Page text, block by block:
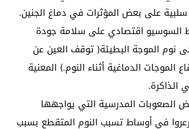
على بعض المؤثرات في دماغ الجنين.
السوسيو اقتصادي على سلامة جودة
نوم الموجة البطيئة( توقف العين عن
الموجات الدماغية أثناء النوم.) المعنية
الذاكرة.
الصعوبات المدرسية التي يواجهها
في أوساط تسبب النوم المتقطع بسبب